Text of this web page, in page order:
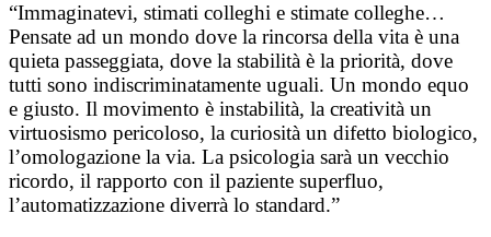
“Immaginatevi, stimati colleghi e stimate colleghe…
Pensate ad un mondo dove la rincorsa della vita è una
quieta passeggiata, dove la stabilità è la priorità, dove
tutti sono indiscriminatamente uguali. Un mondo equo
e giusto. Il movimento è instabilità, la creatività un
virtuosismo pericoloso, la curiosità un difetto biologico,
l’omologazione la via. La psicologia sarà un vecchio
ricordo, il rapporto con il paziente superfluo,
l’automatizzazione diverrà lo standard.”